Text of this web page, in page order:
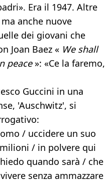
Era il 1947. Altre
anche nuove
dei giovani che
Joan Baez « We shall
peace»: «Ce la faremo,
Guccini in una
'Auschwitz', si
/ uccidere un suo
/ in polvere qui
quando sarà / che
senza ammazzare